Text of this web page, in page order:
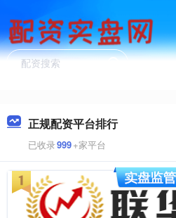
正规配资平台排行
已收录999+家平台